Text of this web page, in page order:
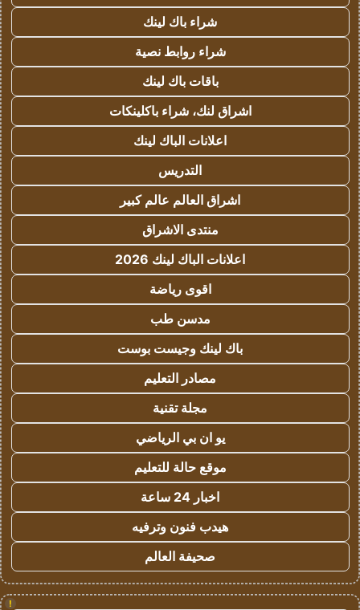
شراء باك لينك
شراء روابط نصية
باقات باك لينك
اشراق لنك، شراء باكلينكات
اعلانات الباك لينك
التدريس
اشراق العالم عالم كبير
منتدى الاشراق
اعلانات الباك لينك 2026
اقوى رياضة
مدسن طب
باك لينك وجيست بوست
مصادر التعليم
مجلة تقنية
يو ان بي الرياضي
موقع حالة للتعليم
اخبار 24 ساعة
هيدب فنون وترفيه
صحيفة العالم
!